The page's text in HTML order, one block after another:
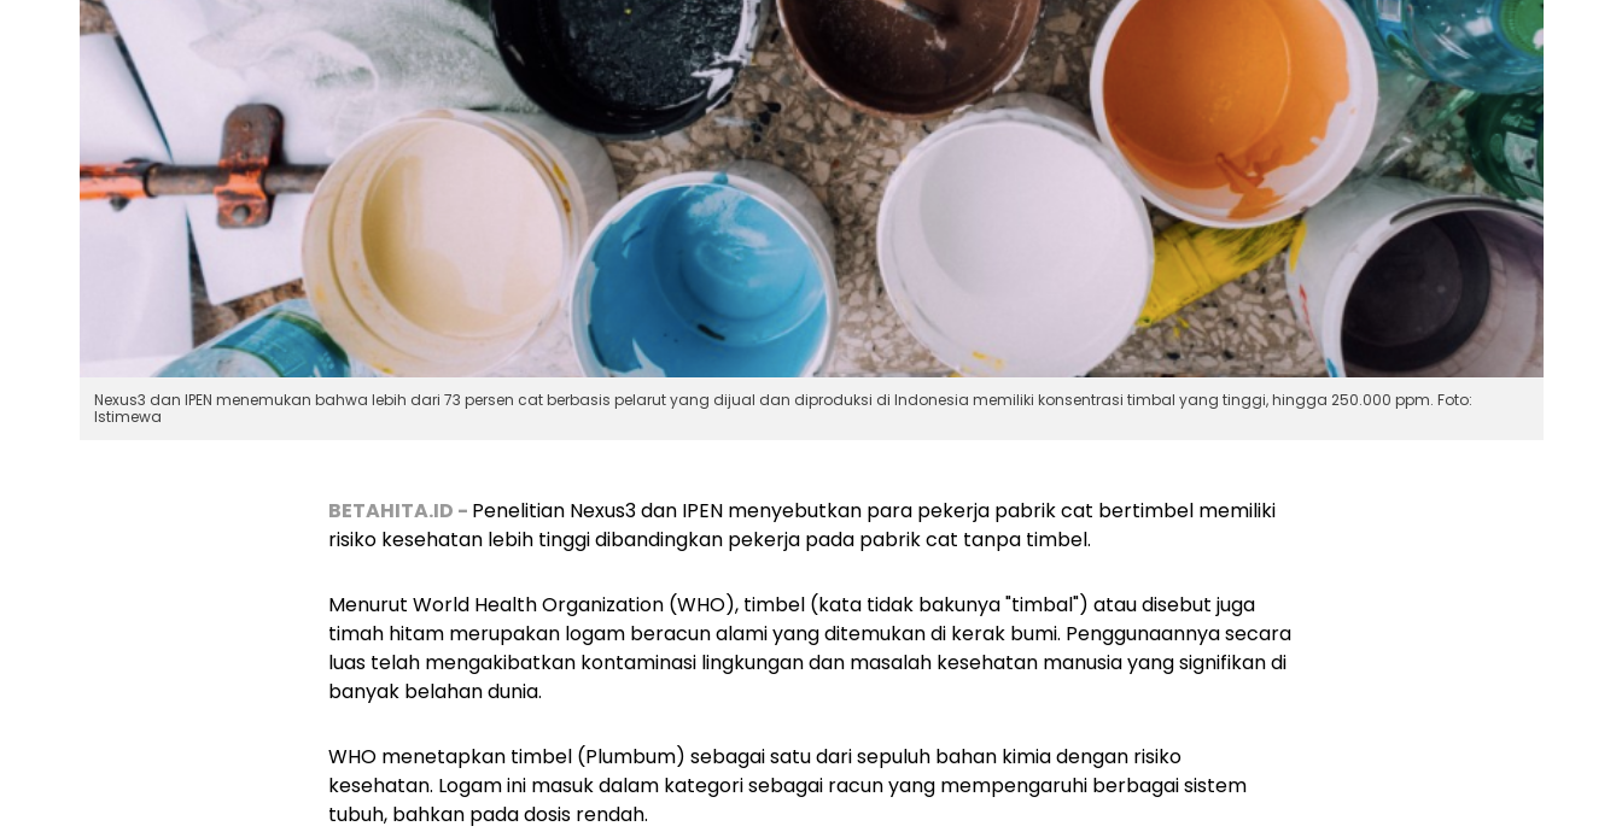
Nexus3 dan IPEN menemukan bahwa lebih dari 73 persen cat berbasis pelarut yang dijual dan diproduksi di Indonesia memiliki konsentrasi timbal yang tinggi, hingga 250.000 ppm. Foto:
Istimewa
BETAHITA.ID - Penelitian Nexus3 dan IPEN menyebutkan para pekerja pabrik cat bertimbel memiliki
risiko kesehatan lebih tinggi dibandingkan pekerja pada pabrik cat tanpa timbel.
Menurut World Health Organization (WHO), timbel (kata tidak bakunya "timbal") atau disebut juga
timah hitam merupakan logam beracun alami yang ditemukan di kerak bumi. Penggunaannya secara
luas telah mengakibatkan kontaminasi lingkungan dan masalah kesehatan manusia yang signifikan di
banyak belahan dunia.
WHO menetapkan timbel (Plumbum) sebagai satu dari sepuluh bahan kimia dengan risiko
kesehatan. Logam ini masuk dalam kategori sebagai racun yang mempengaruhi berbagai sistem
tubuh, bahkan pada dosis rendah.